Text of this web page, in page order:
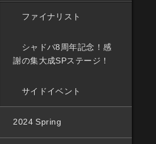
ファイナリスト
シャドバ8周年記念！感
謝の集大成SPステージ！
サイドイベント
2024 Spring